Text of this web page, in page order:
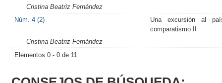
Cristina Beatriz Fernández
Núm. 4 (2)
Una excursión al
comparatismo II
Cristina Beatriz Fernández
Elementos 0 - 0 de 11